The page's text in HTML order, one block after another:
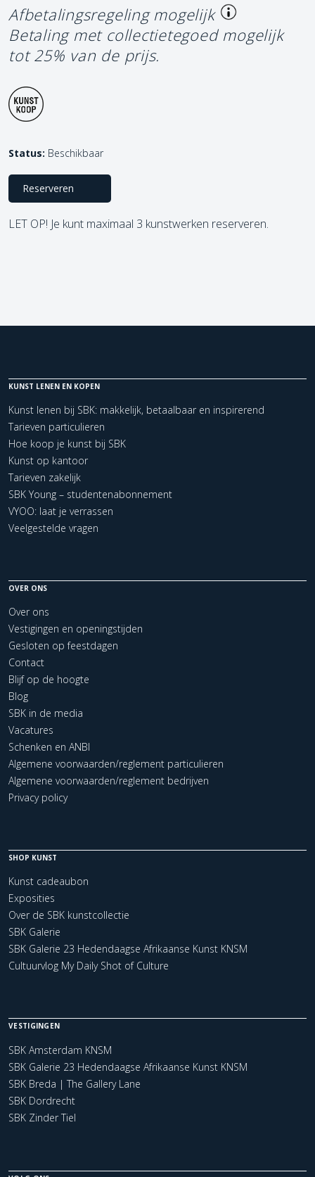
Afbetalingsregeling mogelijk
Betaling met collectietegoed mogelijk
tot 25% van de prijs.
Status: Beschikbaar
Reserveren
LET OP! Je kunt maximaal 3 kunstwerken reserveren.
KUNST LENEN EN KOPEN
Kunst lenen bij SBK: makkelijk, betaalbaar en inspirerend
Tarieven particulieren
Hoe koop je kunst bij SBK
Kunst op kantoor
Tarieven zakelijk
SBK Young – studentenabonnement
VYOO: laat je verrassen
Veelgestelde vragen
OVER ONS
Over ons
Vestigingen en openingstijden
Gesloten op feestdagen
Contact
Blijf op de hoogte
Blog
SBK in de media
Vacatures
Schenken en ANBI
Algemene voorwaarden/reglement particulieren
Algemene voorwaarden/reglement bedrijven
Privacy policy
SHOP KUNST
Kunst cadeaubon
Exposities
Over de SBK kunstcollectie
SBK Galerie
SBK Galerie 23 Hedendaagse Afrikaanse Kunst KNSM
Cultuurvlog My Daily Shot of Culture
VESTIGINGEN
SBK Amsterdam KNSM
SBK Galerie 23 Hedendaagse Afrikaanse Kunst KNSM
SBK Breda | The Gallery Lane
SBK Dordrecht
SBK Zinder Tiel